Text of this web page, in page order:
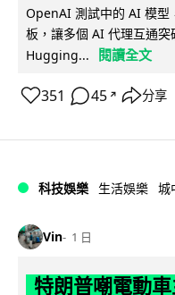
OpenAI 測試中的 AI 模型
板，讓多個 AI 代理互通
Hugging...
閱讀全文
351 45 ↗ 分享
科技娛樂 生活娛樂 城
Vin 1 日
特朗普嘲電動